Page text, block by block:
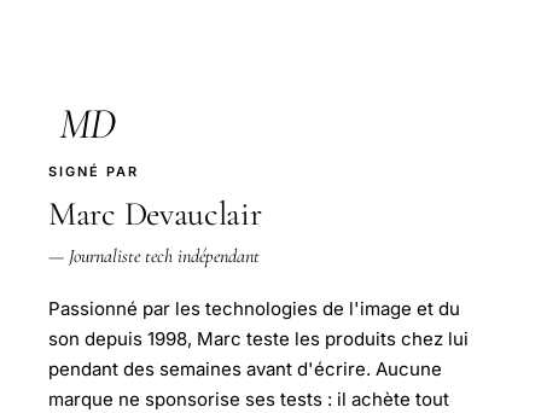
MD
SIGNÉ PAR
Marc Devauclair
— Journaliste tech indépendant
Passionné par les technologies de l'image et du
son depuis 1998, Marc teste les produits chez lui
pendant des semaines avant d'écrire. Aucune
marque ne sponsorise ses tests : il achète tout